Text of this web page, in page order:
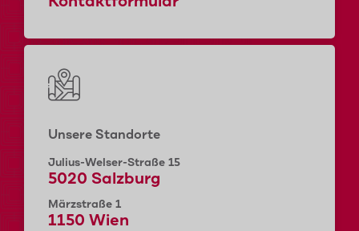
Unsere Standorte
Julius-Welser-Straße 15
5020 Salzburg
Märzstraße 1
1150 Wien